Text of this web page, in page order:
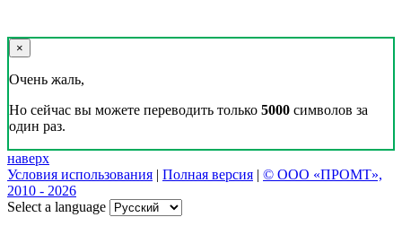
×
Очень жаль,
Но сейчас вы можете переводить только 5000 символов за
один раз.
наверх
Условия использования | Полная версия | © ООО «ПРОМТ»,
2010 - 2026
Select a language